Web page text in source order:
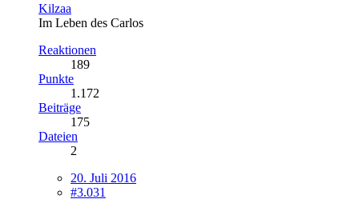
Kilzaa
Im Leben des Carlos
Reaktionen
189
Punkte
1.172
Beiträge
175
Dateien
2
20. Juli 2016
#3.031